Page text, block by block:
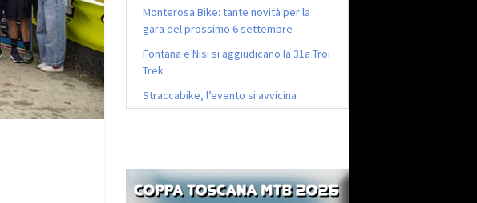
Monterosa Bike: tante novità per la
gara del prossimo 6 settembre
Fontana e Nisi si aggiudicano la 31a Troi
Trek
Straccabike, l’evento si avvicina